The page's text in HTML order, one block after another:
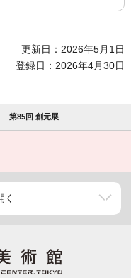
更新日：2026年5月1日
登録日：2026年4月30日
第85回 創元展
く